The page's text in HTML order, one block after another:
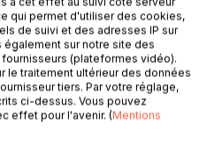
qui permet d'utiliser des cookies,
de suivi et des adresses IP sur
sur notre site des
(plateformes vidéo).
le traitement ultérieur des données
tiers. Par votre réglage,
ci-dessus. Vous pouvez
effet pour l'avenir. (Mentions